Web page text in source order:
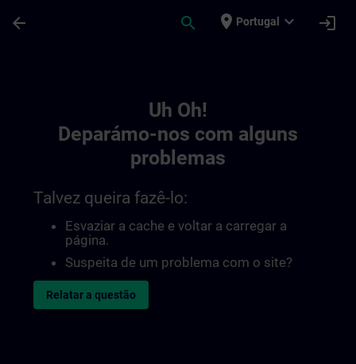
arrow_back search place Portugal expand_more login
Uh Oh!
Deparámo-nos com alguns
problemas
Talvez queira fazê-lo:
Esvaziar a cache e voltar a carregar a
página.
Suspeita de um problema com o site?
Relatar a questão